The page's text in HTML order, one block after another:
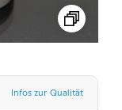
Infos zur Qualität